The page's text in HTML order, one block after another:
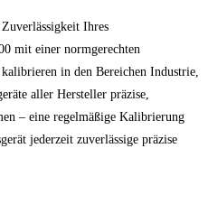
Ihres
mit einer normgerechten
in den Bereichen Industrie,
aller Hersteller präzise,
– eine regelmäßige Kalibrierung
jederzeit zuverlässige präzise